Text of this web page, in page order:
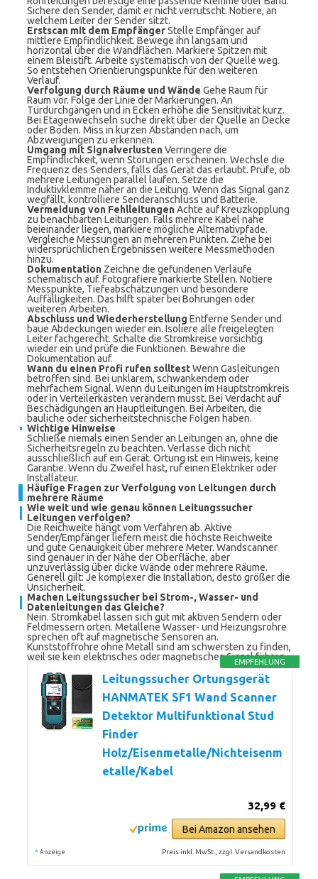
Sichere den Sender, damit er nicht verrutscht. Notiere, an
welchem Leiter der Sender sitzt.
Erstscan mit dem EmpfängerStelle Empfänger auf
mittlere Empfindlichkeit. Bewege ihn langsam und
horizontal über die Wandflächen. Markiere Spitzen mit
einem Bleistift. Arbeite systematisch von der Quelle weg.
So entstehen Orientierungspunkte für den weiteren
Verlauf.
Verfolgung durch Räume und Wände Gehe Raum für
Raum vor. Folge der Linie der Markierungen. An
Türdurchgängen und in Ecken erhöhe die Sensitivität kurz.
Bei Etagenwechseln suche direkt über der Quelle an Decke
oder Boden. Miss in kurzen Abständen nach, um
Abzweigungen zu erkennen.
Umgang mit SignalverlustenVerringere die
Empfindlichkeit, wenn Störungen erscheinen. Wechsle die
Frequenz des Senders, falls das Gerät das erlaubt. Prüfe, ob
mehrere Leitungen parallel laufen. Setze die
Induktivklemme näher an die Leitung. Wenn das Signal ganz
wegfällt, kontrolliere Senderanschluss und Batterie.
Vermeidung von FehlleitungenAchte auf Kreuzkopplung
zu benachbarten Leitungen. Falls mehrere Kabel nahe
beieinander liegen, markiere mögliche Alternativpfade.
Vergleiche Messungen an mehreren Punkten. Ziehe bei
widersprüchlichen Ergebnissen weitere Messmethoden
hinzu.
Dokumentation Zeichne die gefundenen Verläufe
schematisch auf. Fotografiere markierte Stellen. Notiere
Messpunkte, Tiefeabschätzungen und besondere
Auffälligkeiten. Das hilft später bei Bohrungen oder
weiteren Arbeiten.
Abschluss und Wiederherstellung Entferne Sender und
baue Abdeckungen wieder ein. Isoliere alle freigelegten
Leiter fachgerecht. Schalte die Stromkreise vorsichtig
wieder ein und prüfe die Funktionen. Bewahre die
Dokumentation auf.
Wann du einen Profi rufen solltestWenn Gasleitungen
betroffen sind. Bei unklarem, schwankendem oder
mehrfachem Signal. Wenn du Leitungen im Hauptstromkreis
oder in Verteilerkästen verändern musst. Bei Verdacht auf
Beschädigungen an Hauptleitungen. Bei Arbeiten, die
bauliche oder sicherheitstechnische Folgen haben.
Wichtige Hinweise
Schließe niemals einen Sender an Leitungen an, ohne die
Sicherheitsregeln zu beachten. Verlasse dich nicht
ausschließlich auf ein Gerät. Ortung ist ein Hinweis, keine
Garantie. Wenn du Zweifel hast, ruf einen Elektriker oder
Installateur.
Häufige Fragen zur Verfolgung von Leitungen durch
mehrere Räume
Wie weit und wie genau können Leitungssucher
Leitungen verfolgen?
Die Reichweite hängt vom Verfahren ab. Aktive
Sender/Empfänger liefern meist die höchste Reichweite
und gute Genauigkeit über mehrere Meter. Wandscanner
sind genauer in der Nähe der Oberfläche, aber
unzuverlässig über dicke Wände oder mehrere Räume.
Generell gilt: Je komplexer die Installation, desto größer die
Unsicherheit.
Machen Leitungssucher bei Strom-, Wasser- und
Datenleitungen das Gleiche?
Nein. Stromkabel lassen sich gut mit aktiven Sendern oder
Feldmessern orten. Metallene Wasser- und Heizungsrohre
sprechen oft auf magnetische Sensoren an.
Kunststoffrohre ohne Metall sind am schwersten zu finden,
weil sie kein elektrisches oder magnetisches Signal führen.
EMPFEHLUNG
Leitungssucher Ortungsgerät
HANMATEK SF1 Wand Scanner
Detektor Multifunktional Stud
Finder
Holz/Eisenmetalle/Nichteisenm
etalle/Kabel
32,99 €
Bei Amazon ansehen
* Anzeige Preis inkl. MwSt., zzgl. Versandkosten